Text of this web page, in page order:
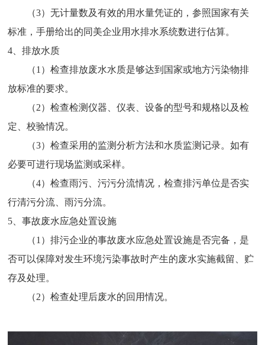
（3）无计量数及有效的用水量凭证的，参照国家有关
标准，手册给出的同美企业用水排水系统数进行估算。
4、排放水质
（1）检查排放废水水质是够达到国家或地方污染物排
放标准的要求。
（2）检查检测仪器、仪表、设备的型号和规格以及检
定、校验情况。
（3）检查采用的监测分析方法和水质监测记录。如有
必要可进行现场监测或采样。
（4）检查雨污、污污分流情况，检查排污单位是否实
行清污分流、雨污分流。
5、事故废水应急处置设施
（1）排污企业的事故废水应急处置设施是否完备，是
否可以保障对发生环境污染事故时产生的废水实施截留、贮
存及处理。
（2）检查处理后废水的回用情况。